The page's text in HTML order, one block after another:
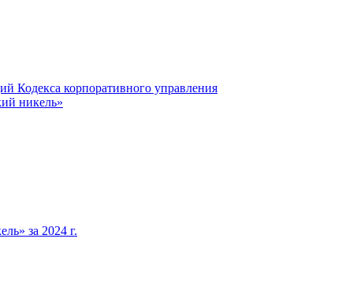
Кодекса корпоративного управления
никель»
за 2024 г.